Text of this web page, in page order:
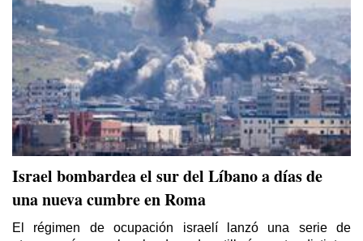
Israel bombardea el sur del Líbano a días de
una nueva cumbre en Roma
El régimen de ocupación israelí lanzó una serie de